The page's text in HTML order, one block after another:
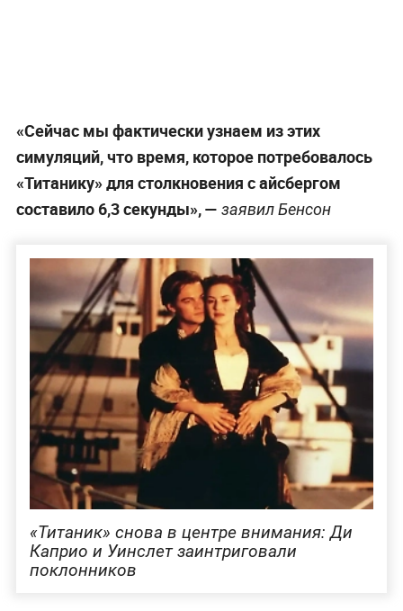
«Сейчас мы фактически узнаем из этих
симуляций, что время, которое потребовалось
«Титанику» для столкновения с айсбергом
составило 6,3 секунды», — заявил Бенсон
«Титаник» снова в центре внимания: Ди
Каприо и Уинслет заинтриговали
поклонников